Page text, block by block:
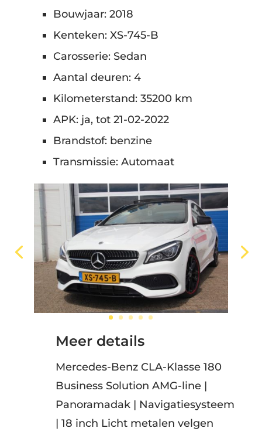
Bouwjaar: 2018
Kenteken: XS-745-B
Carosserie: Sedan
Aantal deuren: 4
Kilometerstand: 35200 km
APK: ja, tot 21-02-2022
Brandstof: benzine
Transmissie: Automaat
Meer details
Mercedes-Benz CLA-Klasse 180
Business Solution AMG-line |
Panoramadak | Navigatiesysteem
| 18 inch Licht metalen velgen